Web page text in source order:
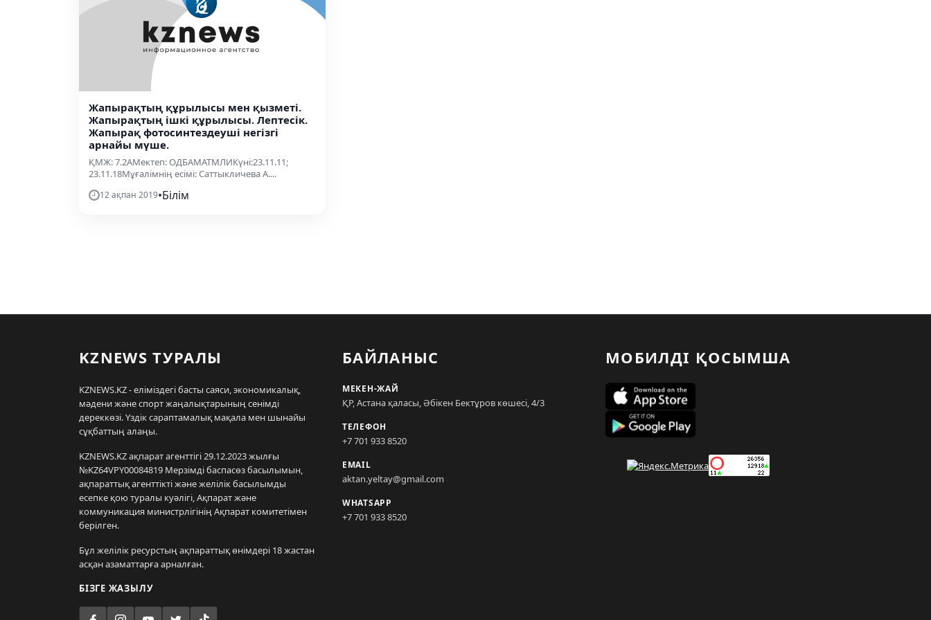
Жапырақтың құрылысы мен қызметі.
Жапырақтың ішкі құрылысы. Лептесік.
Жапырақ фотосинтездеуші негізгі
арнайы мүше.
ҚМЖ: 7.2АМектеп: ОДБАМАТМЛИКүні:23.11.11;
23.11.18Мұғалімнің есімі: Саттыкличева А....
12 ақпан 2019•Білім
KZNEWS ТУРАЛЫ
KZNEWS.KZ - еліміздегі басты саяси, экономикалық,
мәдени және спорт жаңалықтарының сенімді
дереккөзі. Үздік сараптамалық мақала мен шынайы
сұқбаттың алаңы.
KZNEWS.KZ ақпарат агенттігі 29.12.2023 жылғы
№KZ64VPY00084819 Мерзімді баспасөз басылымын,
ақпараттық агенттікті және желілік басылымды
есепке қою туралы куәлігі, Ақпарат және
коммуникация министрлігінің Ақпарат комитетімен
берілген.
Бұл желілік ресурстың ақпараттық өнімдері 18 жастан
асқан азаматтарға арналған.
БІЗГЕ ЖАЗЫЛУ
БАЙЛАНЫС
МЕКЕН-ЖАЙ
ҚР, Астана қаласы, Әбікен Бектұров көшесі, 4/3
ТЕЛЕФОН
+7 701 933 8520
EMAIL
aktan.yeltay@gmail.com
WHATSAPP
+7 701 933 8520
МОБИЛДІ ҚОСЫМША